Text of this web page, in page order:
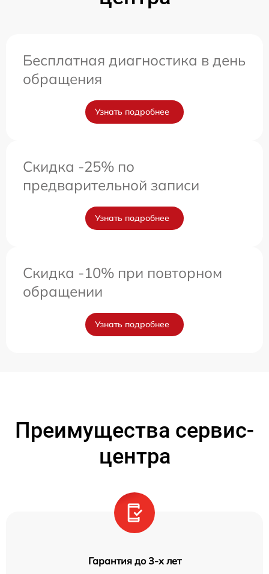
Бесплатная диагностика в день
обращения
Узнать подробнее
Скидка -25% по
предварительной записи
Узнать подробнее
Скидка -10% при повторном
обращении
Узнать подробнее
Преимущества сервис-
центра
Гарантия до 3-х лет